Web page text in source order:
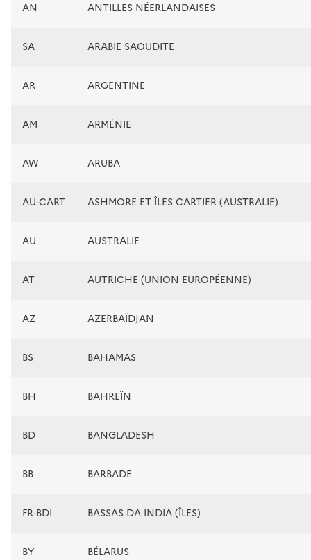
AN ANTILLES NÉERLANDAISES
SA ARABIE SAOUDITE
AR ARGENTINE
AM ARMÉNIE
AW ARUBA
AU-CART ASHMORE ET ÎLES CARTIER (AUSTRALIE)
AU AUSTRALIE
AT AUTRICHE (UNION EUROPÉENNE)
AZ AZERBAÏDJAN
BS BAHAMAS
BH BAHREÏN
BD BANGLADESH
BB BARBADE
FR-BDI BASSAS DA INDIA (ÎLES)
BY BÉLARUS